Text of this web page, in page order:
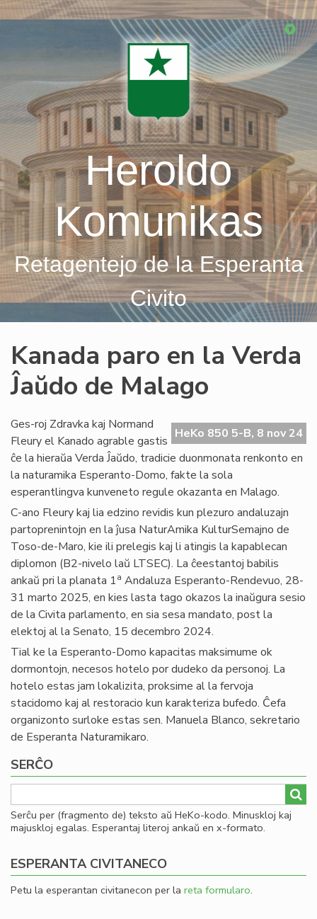
Skip
Heroldo
Komunikas
Retagentejo de la Esperanta
Civito
Kanada paro en la Verda
Ĵaŭdo de Malago
HeKo 850 5-B, 8 nov 24
Ges-roj Zdravka kaj Normand
Fleury el Kanado agrable gastis
ĉe la hieraŭa Verda Ĵaŭdo, tradicie duonmonata renkonto en
la naturamika Esperanto-Domo, fakte la sola
esperantlingva kunveneto regule okazanta en Malago.
C-ano Fleury kaj lia edzino revidis kun plezuro andaluzajn
partoprenintojn en la ĵusa NaturAmika KulturSemajno de
Toso-de-Maro, kie ili prelegis kaj li atingis la kapablecan
diplomon (B2-nivelo laŭ LTSEC). La ĉeestantoj babilis
ankaŭ pri la planata 1a Andaluza Esperanto-Rendevuo, 28-
31 marto 2025, en kies lasta tago okazos la inaŭgura sesio
de la Civita parlamento, en sia sesa mandato, post la
elektoj al la Senato, 15 decembro 2024.
Tial ke la Esperanto-Domo kapacitas maksimume ok
dormontojn, necesos hotelo por dudeko da personoj. La
hotelo estas jam lokalizita, proksime al la fervoja
stacidomo kaj al restoracio kun karakteriza bufedo. Ĉefa
organizonto surloke estas sen. Manuela Blanco, sekretario
de Esperanta Naturamikaro.
SERĈO
Serĉu per (fragmento de) teksto aŭ HeKo-kodo. Minuskloj kaj
majuskloj egalas. Esperantaj literoj ankaŭ en x-formato.
ESPERANTA CIVITANECO
Petu la esperantan civitanecon per la reta formularo.